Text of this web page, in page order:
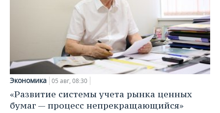
Экономика 05 авг, 08:30
«Развитие системы учета рынка ценных
бумаг — процесс непрекращающийся»